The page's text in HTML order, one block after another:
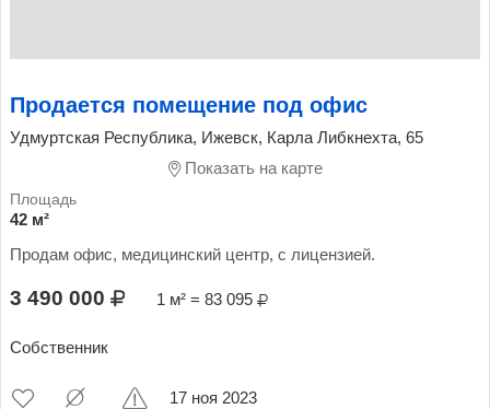
Продается помещение под офис
Удмуртская Республика, Ижевск, Карла Либкнехта, 65
Показать на карте
42 м²
Продам офис, медицинский центр, с лицензией.
3 490 000 1 м² = 83 095
Собственник
17 ноя 2023